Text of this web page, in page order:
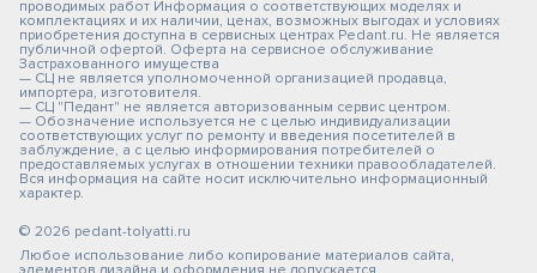
проводимых работ Информация о соответствующих моделях и
комплектациях и их наличии, ценах, возможных выгодах и условиях
приобретения доступна в сервисных центрах Pedant.ru. Не является
публичной офертой. Оферта на сервисное обслуживание
Застрахованного имущества
— СЦ не является уполномоченной организацией продавца,
импортера, изготовителя.
— СЦ "Педант" не является авторизованным сервис центром.
— Обозначение используется не с целью индивидуализации
соответствующих услуг по ремонту и введения посетителей в
заблуждение, а с целью информирования потребителей о
предоставляемых услугах в отношении техники правообладателей.
Вся информация на сайте носит исключительно информационный
характер.
© 2026 pedant-tolyatti.ru
Любое использование либо копирование материалов сайта,